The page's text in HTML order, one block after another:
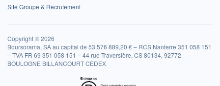
Site Groupe & Recrutement
Copyright © 2026
Boursorama, SA au capital de 53 576 889,20 € – RCS Nanterre 351 058 151
– TVA FR 69 351 058 151 – 44 rue Traversière, CS 80134, 92772
BOULOGNE BILLANCOURT CEDEX